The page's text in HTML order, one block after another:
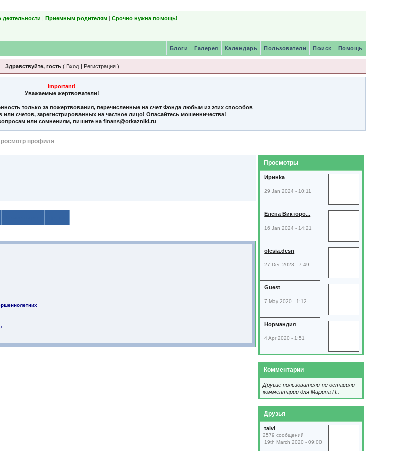
деятельности | Приемным родителям | Срочно нужна помощь!
Помощь
Поиск
Пользователи
Календарь
Галерея
Блоги
Здравствуйте, гость( Вход| Регистрация)
Important!
Уважаемые жертвователи!
только за пожертвования, перечисленные на счет Фонда любым из этих способов
счетов, зарегистрированных на частное лицо! Опасайтесь мошенничества!
или сомнениям, пишите на finans@otkazniki.ru
профиля
Просмотры
Иринkа
29 Jan 2024 - 10:11
Елена Викторо...
16 Jan 2024 - 14:21
olesia.desn
27 Dec 2023 - 7:49
Guest
7 May 2020 - 1:12
Нормандия
4 Apr 2020 - 1:51
Комментарии
Другие пользователи не оставили
комментарии для Марина П..
Друзья
talvi
2579 сообщений
19th March 2020 - 09:00